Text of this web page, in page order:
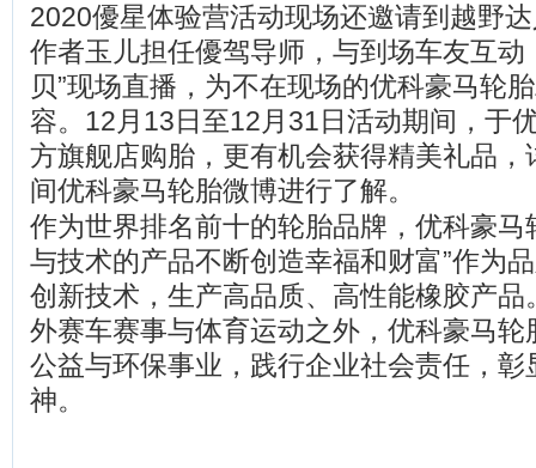
2020優星体验营活动现场还邀请到越野
作者玉儿担任優驾导师，与到场车友互动
贝”现场直播，为不在现场的优科豪马轮
容。12月13日至12月31日活动期间，于
方旗舰店购胎，更有机会获得精美礼品，
间优科豪马轮胎微博进行了解。
作为世界排名前十的轮胎品牌，优科豪马
与技术的产品不断创造幸福和财富”作为
创新技术，生产高品质、高性能橡胶产品
外赛车赛事与体育运动之外，优科豪马轮
公益与环保事业，践行企业社会责任，彰
神。